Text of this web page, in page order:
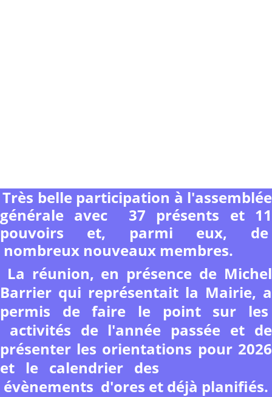
Très belle participation à l'assemblée
générale avec 37 présents et 11
pouvoirs et, parmi eux, de
nombreux nouveaux membres.
La réunion, en présence de Michel
Barrier qui représentait la Mairie, a
permis de faire le point sur les
activités de l'année passée et de
présenter les orientations pour 2026
et le calendrier des
évènements d'ores et déjà planifiés.